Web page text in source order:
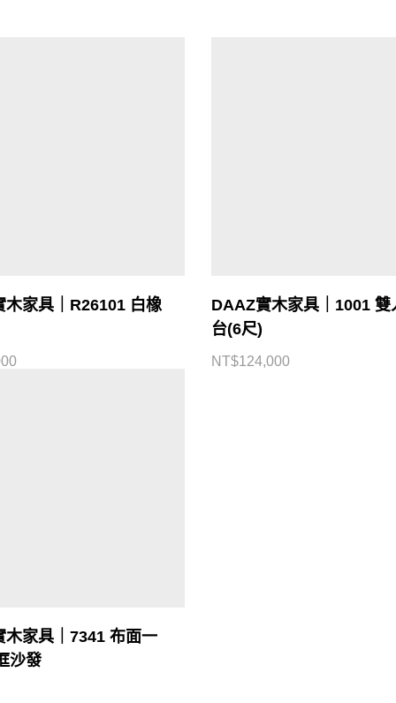
木家具｜R26101 白橡
DAAZ實木家具｜1001 雙
台(6尺)
NT$124,000
木家具｜7341 布面一
沙發